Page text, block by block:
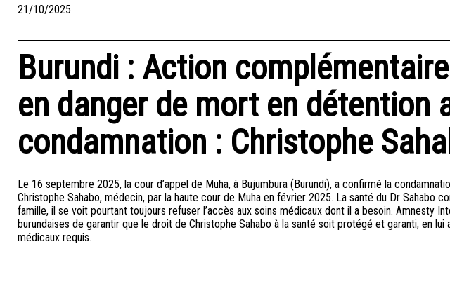
21/10/2025
Burundi : Action
en danger de mort en détention
condamnation : Christophe
Le 16 septembre 2025, la cour d’appel de Muha, à Bujumbura (Burundi), a confirmé la
Christophe Sahabo, médecin, par la haute cour de Muha en février 2025. La santé du Dr Sahabo
famille, il se voit pourtant toujours refuser l’accès aux soins médicaux dont il a besoin. Amnesty
burundaises de garantir que le droit de Christophe Sahabo à la santé soit protégé et garanti, en
médicaux requis.